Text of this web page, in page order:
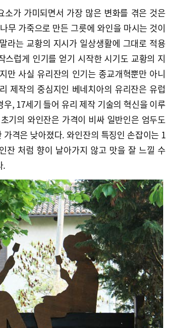
가 가미되면서 가장 많은 변화를 겪은 것은
무 가죽으로 만든 그릇에 와인을 마시는 것이
라는 교황의 지시가 일상생활에 그대로 적용
스럽게 인기를 얻기 시작한 시기도 교황의 지
만 사실 유리잔의 인기는 종교개혁뿐만 아니
제작의 중심지인 베네치아의 유리잔은 유럽
, 17세기 들어 유리 제작 기술의 혁신을 이루
기의 와인잔은 가격이 비싸 일반인은 엄두도
격은 낮아졌다. 와인잔의 특징인 손잡이는 1
잔 처럼 향이 날아가지 않고 맛을 잘 느낄 수
.